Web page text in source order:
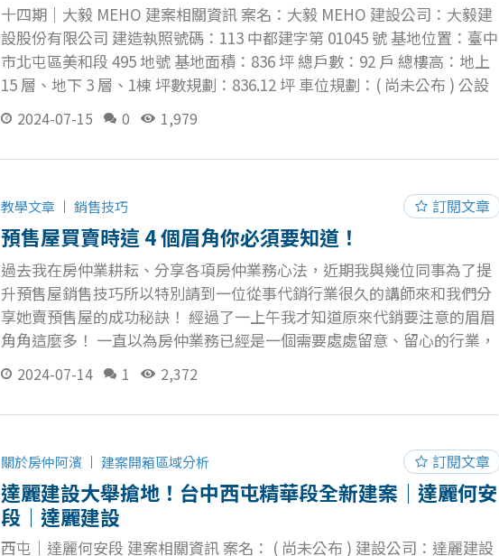
十四期｜大毅 MEHO 建案相關資訊 案名：大毅 MEHO 建設公司：大毅建
設股份有限公司 建造執照號碼：113 中都建字第 01045 號 基地位置：臺中
市北屯區美和段 495 地號 基地面積：836 坪 總戶數：92 戶 總樓高：地上
15 層、地下 3 層、1棟 坪數規劃：836.12 坪 車位規劃：( 尚未公布 ) 公設
比：( 尚未公布 ) 建蔽率：32.43 ％ 公設項目：( 尚未公布 ) 預計完工：( 尚
未公布 ) 土地使用分區：第一之一種住宅區 大毅MEHO空拍 以下空拍圖為
60 米高度，約大樓 10 - 12 樓層視角 大毅建設推出的大毅 MEHO 將會持續
2024-07-15 0 1,979
教學文章 銷售技巧 訂閱文章
預售屋買賣時這 4 個眉角你必須要知道！
過去我在房仲業耕耘、分享各項房仲業務心法，近期我與幾位同事為了提
升預售屋銷售技巧所以特別請到一位從事代銷行業很久的講師來和我們分
享她賣預售屋的成功秘訣！ 經過了一上午我才知道原來代銷要注意的眉眉
角角這麼多！ 一直以為房仲業務已經是一個需要處處留意、留心的行業，
但代銷要留意留心的面相及深度更不一樣！ 一、接待不只銷售更要觀察隱
藏需求 你會不會覺得接待中心總是長的很氣派又漂亮呢？畢竟它是可以稱
之為「建案門面」的一個重要角色 在介紹建案資訊前你可以先開始一段輕
聊聊，聊他家的狗狗貓貓，或是前幾天晚餐吃到一家很好吃的店 「你是台
中人嗎？」 「你從哪裡來的？」 「對這附近熟嗎？」 交換日常，把他當
朋友，趁機判斷他的【隱藏需求】是什麼，說不定連買方自己本人都沒注
意到，但你注意到了！恭喜！這時候請開始你的表演！ 此時開始用簡單明
瞭的簡報搭配大樓模型與樣品屋，使買方腦海中呈現立體的想像畫面 數據
2024-07-14 1 2,372
關於房仲阿濱 建案開箱區域分析 訂閱文章
達麗建設大舉搶地！台中西屯精華段全新建案｜達麗何安
段｜達麗建設
西屯｜達麗何安段 建案相關資訊 案名： ( 尚未公布 ) 建設公司：達麗建設